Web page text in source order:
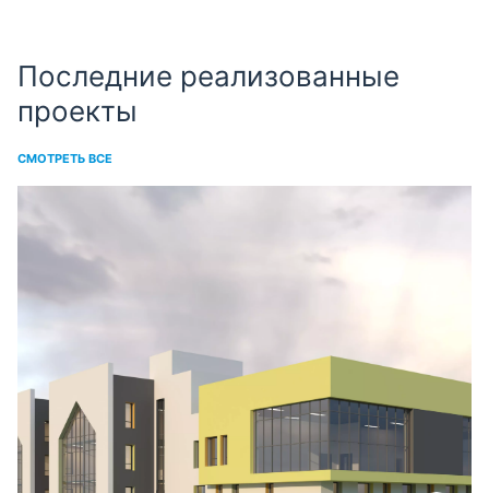
Последние реализованные
проекты
СМОТРЕТЬ ВСЕ